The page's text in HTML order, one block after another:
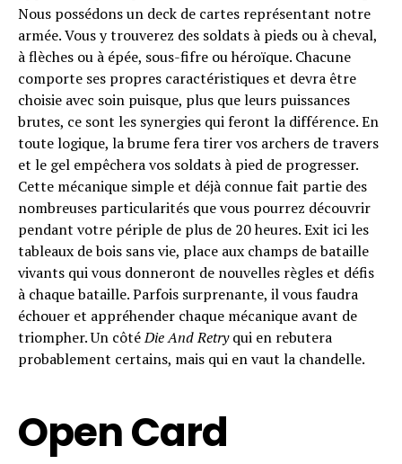
Nous possédons un deck de cartes représentant notre
armée. Vous y trouverez des soldats à pieds ou à cheval,
à flèches ou à épée, sous-fifre ou héroïque. Chacune
comporte ses propres caractéristiques et devra être
choisie avec soin puisque, plus que leurs puissances
brutes, ce sont les synergies qui feront la différence. En
toute logique, la brume fera tirer vos archers de travers
et le gel empêchera vos soldats à pied de progresser.
Cette mécanique simple et déjà connue fait partie des
nombreuses particularités que vous pourrez découvrir
pendant votre périple de plus de 20 heures. Exit ici les
tableaux de bois sans vie, place aux champs de bataille
vivants qui vous donneront de nouvelles règles et défis
à chaque bataille. Parfois surprenante, il vous faudra
échouer et appréhender chaque mécanique avant de
triompher. Un côtéDie And Retryqui en rebutera
probablement certains, mais qui en vaut la chandelle.
Open Card